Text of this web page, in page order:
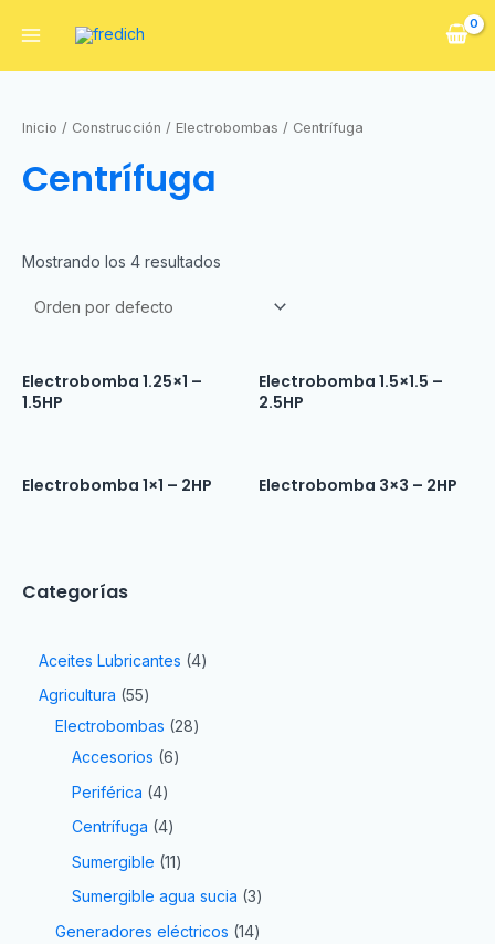
Categorías
Aceites Lubricantes 4
Agricultura 55
Electrobombas
28
Accesorios 6
Periférica 4
Centrífuga 4
Sumergible 11
Sumergible agua sucia 3
Generadores eléctricos 14
Inicio / Construcción / Electrobombas / Centrífuga
Centrífuga
Mostrando los 4 resultados
Electrobomba 1.25×1 –
1.5HP
Electrobomba 1.5×1.5 –
2.5HP
Electrobomba 1×1 – 2HP Electrobomba 3×3 – 2HP